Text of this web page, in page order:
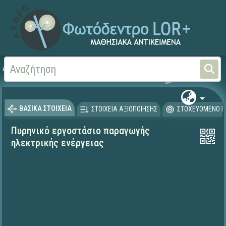
Αρχική Φυσικές Επιστήμες -
ΒΑΣΙΚΑ ΣΤΟΙΧΕΙΑ ΣΤΟΙΧΕΙΑ ΑΞΙΟΠΟΙΗΣΗΣ ΣΤΟΧΕΥΟΜΕΝΟ
Πυρηνικό εργοστάσιο παραγωγής
ηλεκτρικής ενέργειας